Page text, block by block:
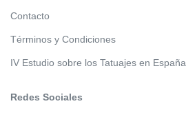
Contacto
Términos y Condiciones
IV Estudio sobre los Tatuajes en España
Redes Sociales